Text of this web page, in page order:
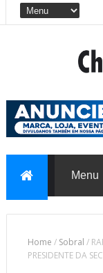
Home / Sobral /
PRESIDENTE DA